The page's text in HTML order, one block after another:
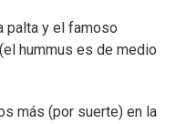
palta y el famoso
hummus es de medio
más (por suerte) en la